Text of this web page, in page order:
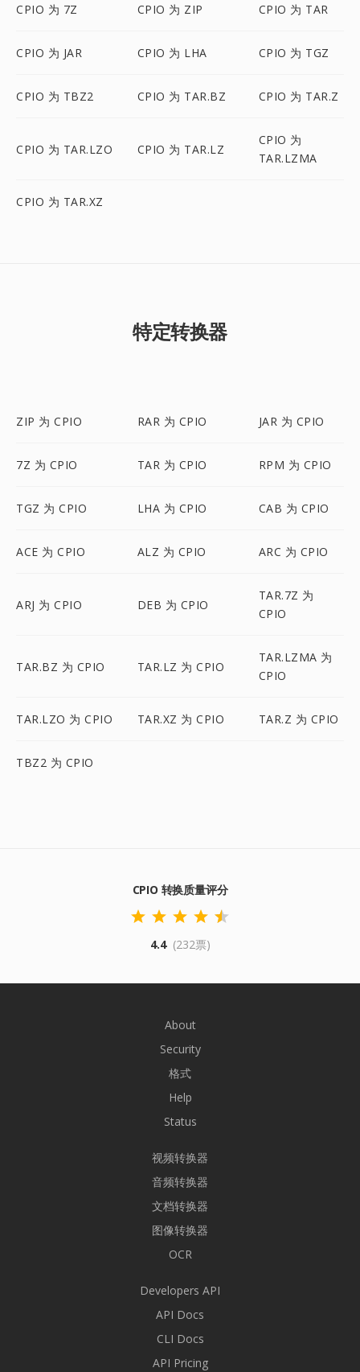
CPIO 为 7Z CPIO 为 ZIP CPIO 为 TAR
CPIO 为 JAR CPIO 为 LHA CPIO 为 TGZ
CPIO 为 TBZ2 CPIO 为 TAR.BZ CPIO 为 TAR.Z
CPIO 为 TAR.LZO CPIO 为 TAR.LZ
CPIO 为
TAR.LZMA
CPIO 为 TAR.XZ
特定转换器
ZIP 为 CPIO RAR 为 CPIO JAR 为 CPIO
7Z 为 CPIO TAR 为 CPIO RPM 为 CPIO
TGZ 为 CPIO LHA 为 CPIO CAB 为 CPIO
ACE 为 CPIO ALZ 为 CPIO ARC 为 CPIO
ARJ 为 CPIO DEB 为 CPIO
TAR.7Z 为
CPIO
TAR.BZ 为 CPIO TAR.LZ 为 CPIO
TAR.LZMA 为
CPIO
TAR.LZO 为 CPIO TAR.XZ 为 CPIO TAR.Z 为 CPIO
TBZ2 为 CPIO
CPIO 转换质量评分
4.4 (232票)
About
Security
格式
Help
Status
视频转换器
音频转换器
文档转换器
图像转换器
OCR
Developers API
API Docs
CLI Docs
API Pricing